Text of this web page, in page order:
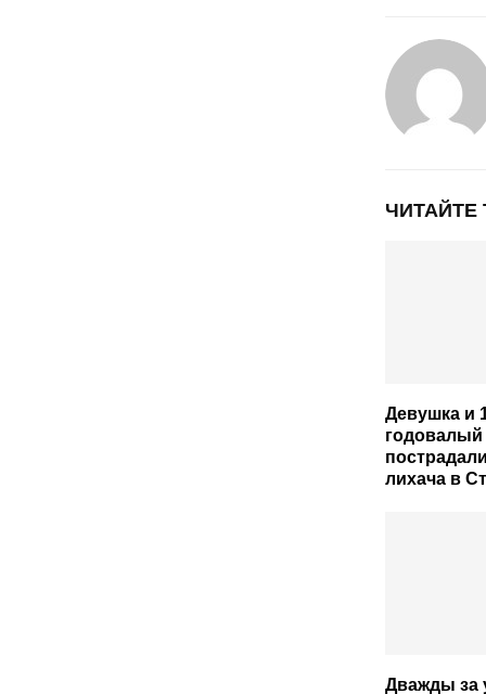
ЧИТАЙТЕ
Девушка и
годовалый
лихача в
Дважды за